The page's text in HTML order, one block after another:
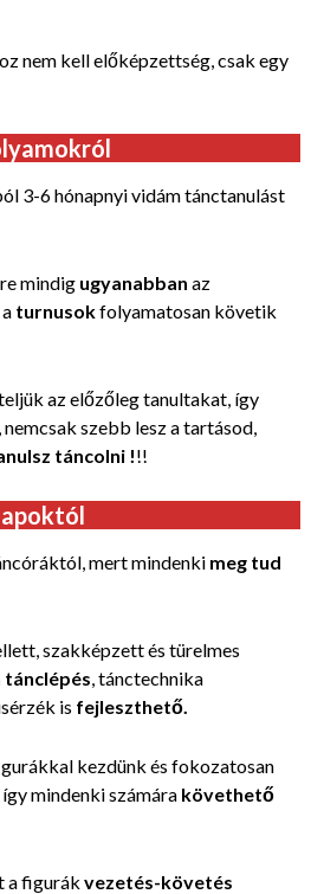
nem kell előképzettség, csak egy
3-6 hónapnyi vidám tánctanulást
mindig ugyanabban az
turnusokfolyamatosan követik
az előzőleg tanultakat, így
, nemcsak szebb lesz a tartásod,
táncolni !!!
mert mindenki meg tud
szakképzett és türelmes
tánclépés, tánctechnika
is fejleszthető.
kezdünk és fokozatosan
mindenki számára követhető
a figurák vezetés-követés